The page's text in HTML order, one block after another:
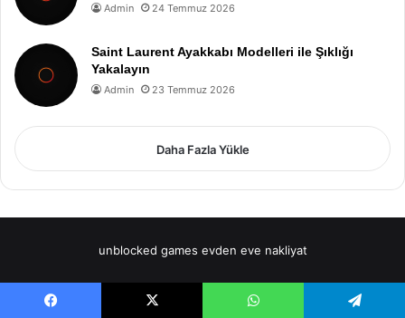
Admin 24 Temmuz 2026
Saint Laurent Ayakkabı Modelleri ile Şıklığı
Yakalayın
Admin 23 Temmuz 2026
Daha Fazla Yükle
unblocked games evden eve nakliyat